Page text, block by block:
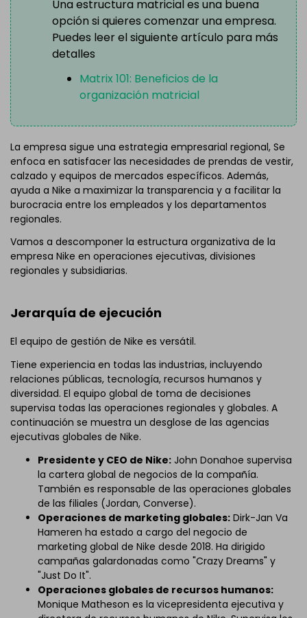
Una estructura matricial es una buena
opción si quieres comenzar una empresa.
Puedes leer el siguiente artículo para más
detalles
Matrix 101: Beneficios de la
organización matricial
La empresa sigue una estrategia empresarial regional, Se
enfoca en satisfacer las necesidades de prendas de vestir,
calzado y equipos de mercados específicos. Además,
ayuda a Nike a maximizar la transparencia y a facilitar la
burocracia entre los empleados y los departamentos
regionales.
Vamos a descomponer la estructura organizativa de la
empresa Nike en operaciones ejecutivas, divisiones
regionales y subsidiarias.
Jerarquía de ejecución
El equipo de gestión de Nike es versátil.
Tiene experiencia en todas las industrias, incluyendo
relaciones públicas, tecnología, recursos humanos y
diversidad. El equipo global de toma de decisiones
supervisa todas las operaciones regionales y globales. A
continuación se muestra un desglose de las agencias
ejecutivas globales de Nike.
Presidente y CEO de Nike: John Donahoe supervisa
la cartera global de negocios de la compañía.
También es responsable de las operaciones globales
de las filiales (Jordan, Converse).
Operaciones de marketing globales: Dirk-Jan Va
Hameren ha estado a cargo del negocio de
marketing global de Nike desde 2018. Ha dirigido
campañas galardonadas como "Crazy Dreams" y
"Just Do It".
Operaciones globales de recursos humanos:
Monique Matheson es la vicepresidenta ejecutiva y